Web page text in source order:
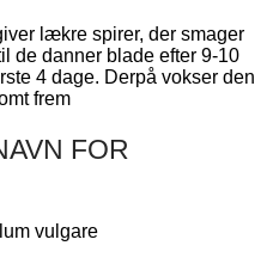
lækre spirer, der smager
de danner blade efter 9-10
4 dage. Derpå vokser den
frem
FOR
vulgare